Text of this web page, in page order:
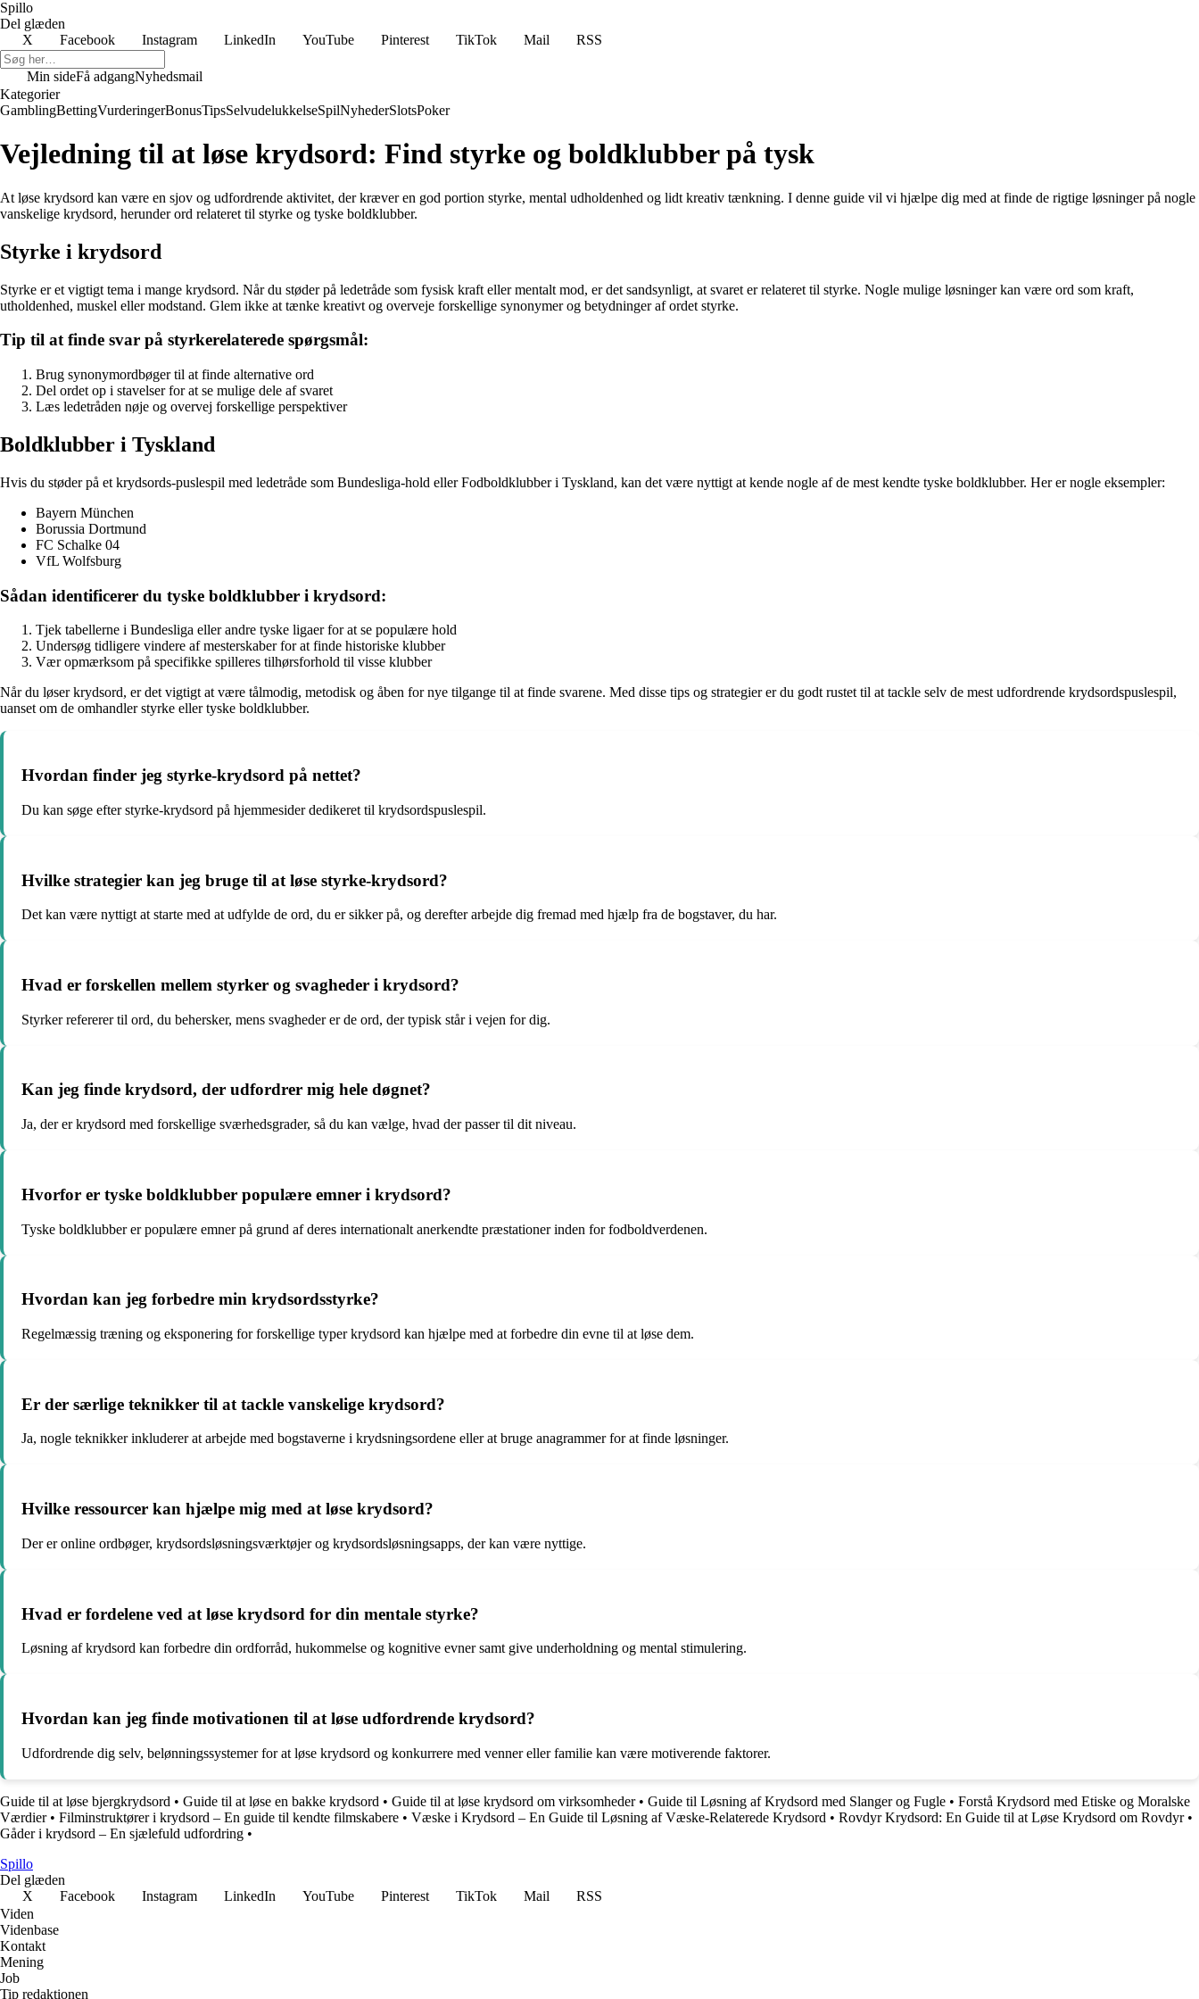
Spillo
Del glæden
X
Facebook Instagram LinkedIn YouTube Pinterest TikTok Mail RSS
Min sideFå adgangNyhedsmail
Kategorier
GamblingBettingVurderingerBonusTipsSelvudelukkelseSpilNyhederSlotsPoker
Vejledning til at løse krydsord: Find styrke og boldklubber på tysk
At løse krydsord kan være en sjov og udfordrende aktivitet, der kræver en god portion styrke, mental udholdenhed og lidt kreativ tænkning. I denne guide vil vi hjælpe dig med at finde de rigtige løsninger på nogle
vanskelige krydsord, herunder ord relateret til styrke og tyske boldklubber.
Styrke i krydsord
Styrke er et vigtigt tema i mange krydsord. Når du støder på ledetråde som fysisk kraft eller mentalt mod, er det sandsynligt, at svaret er relateret til styrke. Nogle mulige løsninger kan være ord som kraft,
utholdenhed, muskel eller modstand. Glem ikke at tænke kreativt og overveje forskellige synonymer og betydninger af ordet styrke.
Tip til at finde svar på styrkerelaterede spørgsmål:
Brug synonymordbøger til at finde alternative ord
Del ordet op i stavelser for at se mulige dele af svaret
Læs ledetråden nøje og overvej forskellige perspektiver
Boldklubber i Tyskland
Hvis du støder på et krydsords-puslespil med ledetråde som Bundesliga-hold eller Fodboldklubber i Tyskland, kan det være nyttigt at kende nogle af de mest kendte tyske boldklubber. Her er nogle eksempler:
Bayern München
Borussia Dortmund
FC Schalke 04
VfL Wolfsburg
Sådan identificerer du tyske boldklubber i krydsord:
Tjek tabellerne i Bundesliga eller andre tyske ligaer for at se populære hold
Undersøg tidligere vindere af mesterskaber for at finde historiske klubber
Vær opmærksom på specifikke spilleres tilhørsforhold til visse klubber
Når du løser krydsord, er det vigtigt at være tålmodig, metodisk og åben for nye tilgange til at finde svarene. Med disse tips og strategier er du godt rustet til at tackle selv de mest udfordrende krydsordspuslespil,
uanset om de omhandler styrke eller tyske boldklubber.
Hvordan finder jeg styrke-krydsord på nettet?
Du kan søge efter styrke-krydsord på hjemmesider dedikeret til krydsordspuslespil.
Hvilke strategier kan jeg bruge til at løse styrke-krydsord?
Det kan være nyttigt at starte med at udfylde de ord, du er sikker på, og derefter arbejde dig fremad med hjælp fra de bogstaver, du har.
Hvad er forskellen mellem styrker og svagheder i krydsord?
Styrker refererer til ord, du behersker, mens svagheder er de ord, der typisk står i vejen for dig.
Kan jeg finde krydsord, der udfordrer mig hele døgnet?
Ja, der er krydsord med forskellige sværhedsgrader, så du kan vælge, hvad der passer til dit niveau.
Hvorfor er tyske boldklubber populære emner i krydsord?
Tyske boldklubber er populære emner på grund af deres internationalt anerkendte præstationer inden for fodboldverdenen.
Hvordan kan jeg forbedre min krydsordsstyrke?
Regelmæssig træning og eksponering for forskellige typer krydsord kan hjælpe med at forbedre din evne til at løse dem.
Er der særlige teknikker til at tackle vanskelige krydsord?
Ja, nogle teknikker inkluderer at arbejde med bogstaverne i krydsningsordene eller at bruge anagrammer for at finde løsninger.
Hvilke ressourcer kan hjælpe mig med at løse krydsord?
Der er online ordbøger, krydsordsløsningsværktøjer og krydsordsløsningsapps, der kan være nyttige.
Hvad er fordelene ved at løse krydsord for din mentale styrke?
Løsning af krydsord kan forbedre din ordforråd, hukommelse og kognitive evner samt give underholdning og mental stimulering.
Hvordan kan jeg finde motivationen til at løse udfordrende krydsord?
Udfordrende dig selv, belønningssystemer for at løse krydsord og konkurrere med venner eller familie kan være motiverende faktorer.
Guide til at løse bjergkrydsord • Guide til at løse en bakke krydsord • Guide til at løse krydsord om virksomheder• Guide til Løsning af Krydsord med Slanger og Fugle • Forstå Krydsord med Etiske og Moralske
Værdier• Filminstruktører i krydsord – En guide til kendte filmskabere • Væske i Krydsord – En Guide til Løsning af Væske-Relaterede Krydsord • Rovdyr Krydsord: En Guide til at Løse Krydsord om Rovdyr•
Gåder i krydsord – En sjælefuld udfordring •
Spillo
Del glæden
X
Facebook Instagram LinkedIn YouTube Pinterest TikTok Mail
RSS
Viden
Videnbase
Kontakt
Mening
Job
Tip redaktionen